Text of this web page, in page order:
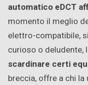
automatico eDCT
momento il meglio
elettro-compatibile,
curioso o deludente,
scardinare certi
breccia, offre a chi la